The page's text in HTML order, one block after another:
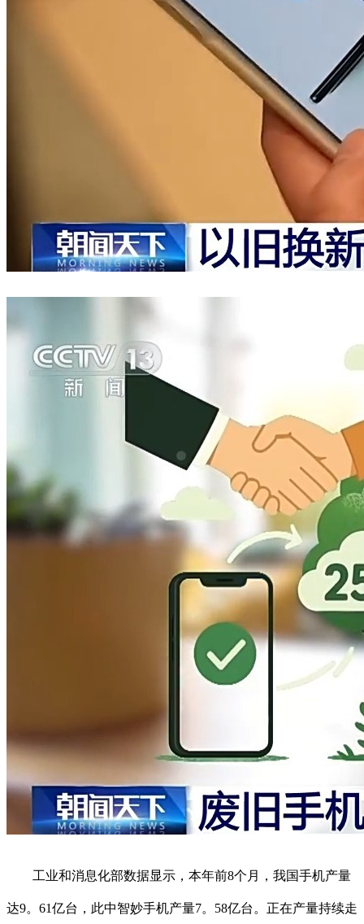
工业和消息化部数据显示，本年前8个月，我国手机产量
达9。61亿台，此中智妙手机产量7。58亿台。正在产量持续走